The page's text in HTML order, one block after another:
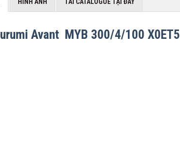
HÌNH ẢNH TẢI CATALOGUE TẠI ĐÂY
Avant MYB 300/4/100 X0ET5